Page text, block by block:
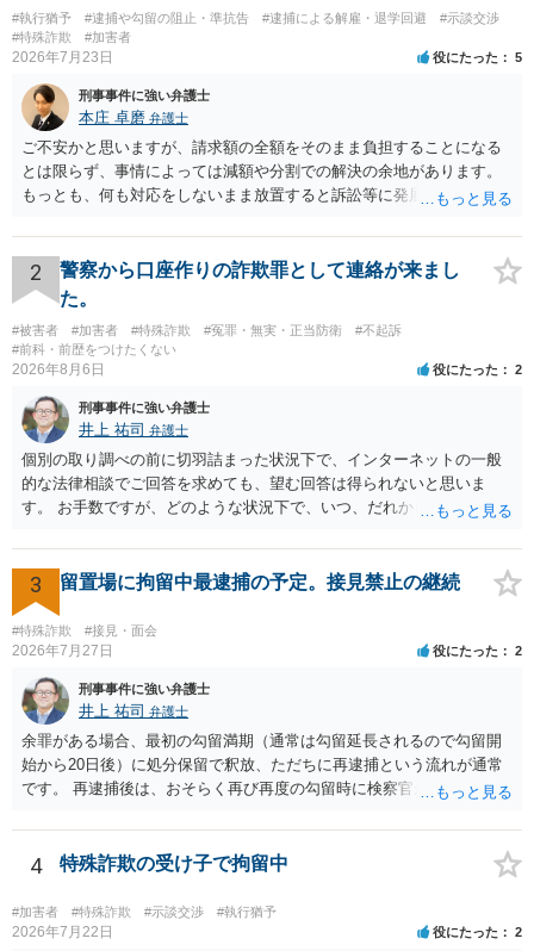
#執行猶予 #逮捕や勾留の阻止・準抗告 #逮捕による解雇・退学回避
#示談交渉
#特殊詐欺
#加害者
2026年7月23日 役にたった 5
刑事事件に強い弁護士
本庄 卓磨 弁護士
ご不安かと思いますが、請求額の全額をそのまま負担することになる
とは限らず、事情によっては減額や分割での解決の余地があります。
もっとも、何も対応をしないまま放置すると訴訟等に発展してしまう
めします。
2
警察から口座作りの詐欺罪として連絡が来まし
た。
#被害者 #加害者 #特殊詐欺 #冤罪・無実・正当防衛
#不起訴
#前科・前歴をつけたくない
2026年8月6日 役にたった 2
刑事事件に強い弁護士
井上 祐司 弁護士
個別の取り調べの前に切羽詰まった状況下で、インターネットの一般
的な法律相談でご回答を求めても、望む回答は得られないと思いま
す。 お手数ですが、どのような状況下で、いつ、だれからどのような
の程度だと聞いているのかということについて、お近くで詳細な法律
相談を受けられたうえで対処方法を探された方がよいと思われます。
一般論でいえば、任意取り調べの場合、ＩＣレコーダーを持参して取
り調べ内容を録音することは必須だと考えます。
3 留置場に拘留中最逮捕の予定。接見禁止の継続
#特殊詐欺 #接見・面会
2026年7月27日 役にたった 2
刑事事件に強い弁護士
井上 祐司 弁護士
余罪がある場合、最初の勾留満期（通常は勾留延長されるので勾留開
始から20日後）に処分保留で釈放、ただちに再逮捕という流れが通常
です。 再逮捕後は、おそらく再び再度の勾留時に検察官が接見禁止を
4 特殊詐欺の受け子で拘留中
#加害者 #特殊詐欺 #示談交渉 #執行猶予
2026年7月22日 役にたった 2